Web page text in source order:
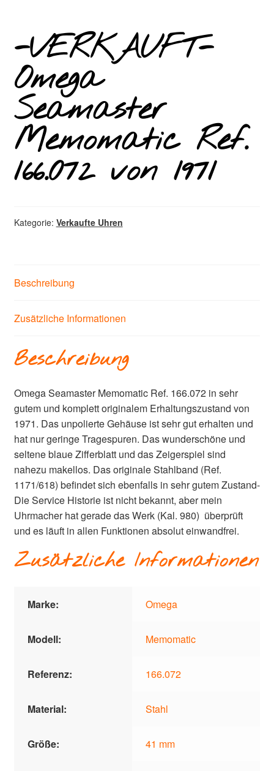
-VERKAUFT-
Omega
Seamaster
Memomatic Ref.
166.072 von 1971
Kategorie: Verkaufte Uhren
Beschreibung
Zusätzliche Informationen
Beschreibung
Omega Seamaster Memomatic Ref. 166.072 in sehr
gutem und komplett originalem Erhaltungszustand von
1971. Das unpolierte Gehäuse ist sehr gut erhalten und
hat nur geringe Tragespuren. Das wunderschöne und
seltene blaue Zifferblatt und das Zeigerspiel sind
nahezu makellos. Das originale Stahlband (Ref.
1171/618) befindet sich ebenfalls in sehr gutem Zustand-
Die Service Historie ist nicht bekannt, aber mein
Uhrmacher hat gerade das Werk (Kal. 980) überprüft
und es läuft in allen Funktionen absolut einwandfrei.
Zusätzliche Informationen
Marke: Omega
Modell: Memomatic
Referenz: 166.072
Material: Stahl
Größe: 41 mm